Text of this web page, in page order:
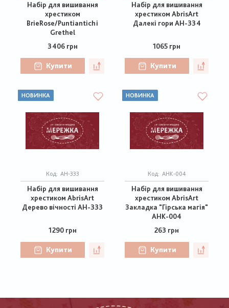
Набір для вишивання
хрестиком
BrieRose/Puntiantichi
Grethel
3406 грн
Купити
Набір для вишивання
хрестиком AbrisArt
Далекі гори АН-334
1065 грн
Купити
НОВИНКА
Код: АН-333
Набір для вишивання
хрестиком AbrisArt
Дерево вічності АН-333
1290 грн
Купити
НОВИНКА
Код: AHK-004
Набір для вишивання
хрестиком AbrisArt
Закладка "Гірська магія"
AHK-004
263 грн
Купити